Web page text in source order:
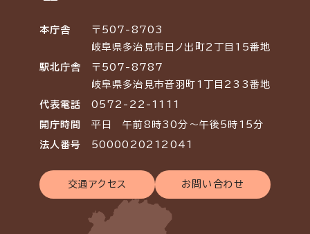
本庁舎
〒507-8703
岐阜県多治見市日ノ出町2丁目15番地
駅北庁舎
〒507-8787
岐阜県多治見市音羽町1丁目233番地
代表電話 0572-22-1111
開庁時間 平日 午前8時30分～午後5時15分
法人番号 5000020212041
交通アクセス お問い合わせ